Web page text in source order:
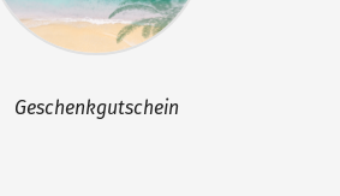
Geschenkgutschein